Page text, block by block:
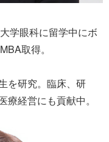
学眼科に留学中にボ
取得。
を研究。臨床、研
経営にも貢献中。